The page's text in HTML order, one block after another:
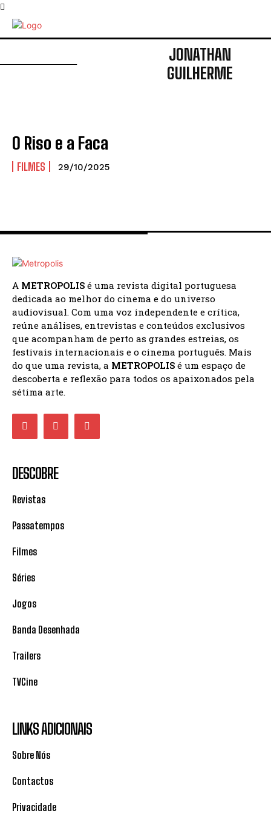
JONATHAN
GUILHERME
O Riso e a Faca
FILMES 29/10/2025
A METROPOLIS é uma revista digital portuguesa
dedicada ao melhor do cinema e do universo
audiovisual. Com uma voz independente e crítica,
reúne análises, entrevistas e conteúdos exclusivos
que acompanham de perto as grandes estreias, os
festivais internacionais e o cinema português. Mais
do que uma revista, a METROPOLIS é um espaço de
descoberta e reflexão para todos os apaixonados pela
sétima arte.
DESCOBRE
Revistas
Passatempos
Filmes
Séries
Jogos
Banda Desenhada
Trailers
TVCine
LINKS ADICIONAIS
Sobre Nós
Contactos
Privacidade